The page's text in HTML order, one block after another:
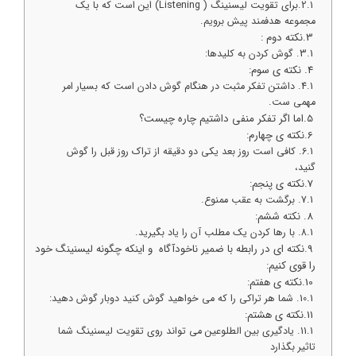
برای تقویت لیسنینگ ( Listening) این است که با یک
مجموعه هدفمند پیش برویم.
نکته دوم :
گوش کردن به کلیدها:
نکته ی سوم:
داشتن تفکر مثبت در هنگام گوش دادن است که بسیار امر
مهمی ست.
اما اگر تفکر منفی داشتیم چاره چیست؟
نکته ی چهارم:
کافی است روز بعد یکی دو دقیقه از تراک روز قبل را گوش
گنید،
نکته ی پنجم:
برگشت به عقب ممنوع.
نکته ششم:
با رها کردن یک مطلب آن را یاد بگیرید.
نکته ای در رابطه با ضمیر ناخودآگاه و اینکه چگونه لیسنینگ خود
را قوی کنیم:
نکته ی هفتم:
شما هر تراکی را که می خواهید گوش کنید دوبار گوش دهید:
نکته ی هشتم:
یادگیری بین الطلوعین می تواند روی تقویت لیسنینگ شما
تاثیر بگذارد